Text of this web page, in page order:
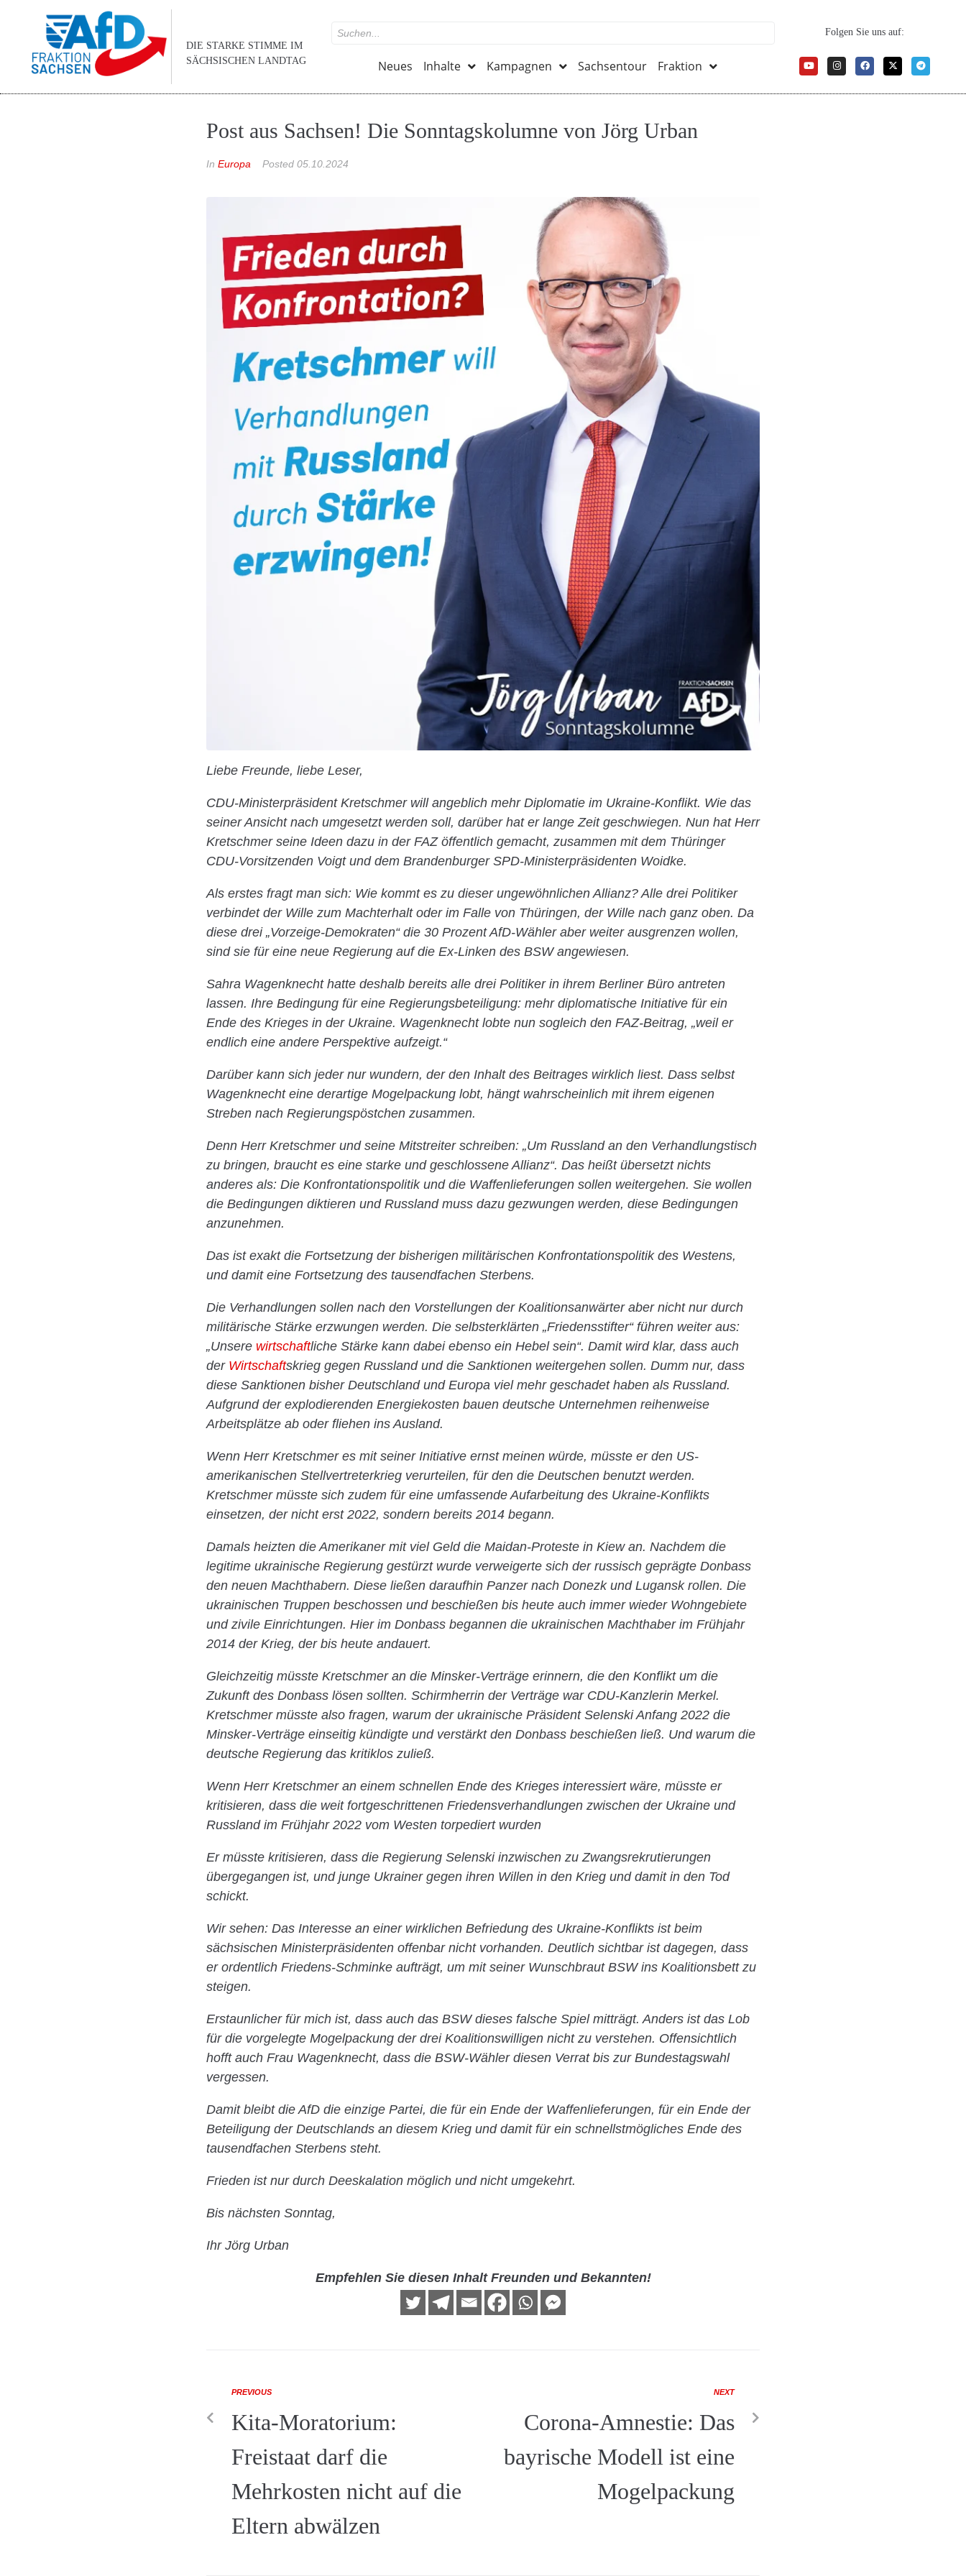
DIE STARKE STIMME IM
SÄCHSISCHEN LANDTAG
Neues Inhalte Kampagnen Sachsentour Fraktion
Folgen Sie uns auf:
Post aus Sachsen! Die Sonntagskolumne von Jörg Urban
In Europa Posted 05.10.2024
Liebe Freunde, liebe Leser,
CDU-Ministerpräsident Kretschmer will angeblich mehr Diplomatie im Ukraine-Konflikt. Wie das
seiner Ansicht nach umgesetzt werden soll, darüber hat er lange Zeit geschwiegen. Nun hat Herr
Kretschmer seine Ideen dazu in der FAZ öffentlich gemacht, zusammen mit dem Thüringer
CDU-Vorsitzenden Voigt und dem Brandenburger SPD-Ministerpräsidenten Woidke.
Als erstes fragt man sich: Wie kommt es zu dieser ungewöhnlichen Allianz? Alle drei Politiker
verbindet der Wille zum Machterhalt oder im Falle von Thüringen, der Wille nach ganz oben. Da
diese drei „Vorzeige-Demokraten“ die 30 Prozent AfD-Wähler aber weiter ausgrenzen wollen,
sind sie für eine neue Regierung auf die Ex-Linken des BSW angewiesen.
Sahra Wagenknecht hatte deshalb bereits alle drei Politiker in ihrem Berliner Büro antreten
lassen. Ihre Bedingung für eine Regierungsbeteiligung: mehr diplomatische Initiative für ein
Ende des Krieges in der Ukraine. Wagenknecht lobte nun sogleich den FAZ-Beitrag, „weil er
endlich eine andere Perspektive aufzeigt.“
Darüber kann sich jeder nur wundern, der den Inhalt des Beitrages wirklich liest. Dass selbst
Wagenknecht eine derartige Mogelpackung lobt, hängt wahrscheinlich mit ihrem eigenen
Streben nach Regierungspöstchen zusammen.
Denn Herr Kretschmer und seine Mitstreiter schreiben: „Um Russland an den Verhandlungstisch
zu bringen, braucht es eine starke und geschlossene Allianz“. Das heißt übersetzt nichts
anderes als: Die Konfrontationspolitik und die Waffenlieferungen sollen weitergehen. Sie wollen
die Bedingungen diktieren und Russland muss dazu gezwungen werden, diese Bedingungen
anzunehmen.
Das ist exakt die Fortsetzung der bisherigen militärischen Konfrontationspolitik des Westens,
und damit eine Fortsetzung des tausendfachen Sterbens.
Die Verhandlungen sollen nach den Vorstellungen der Koalitionsanwärter aber nicht nur durch
militärische Stärke erzwungen werden. Die selbsterklärten „Friedensstifter“ führen weiter aus:
„Unsere wirtschaftliche Stärke kann dabei ebenso ein Hebel sein“. Damit wird klar, dass auch
der Wirtschaftskrieg gegen Russland und die Sanktionen weitergehen sollen. Dumm nur, dass
diese Sanktionen bisher Deutschland und Europa viel mehr geschadet haben als Russland.
Aufgrund der explodierenden Energiekosten bauen deutsche Unternehmen reihenweise
Arbeitsplätze ab oder fliehen ins Ausland.
Wenn Herr Kretschmer es mit seiner Initiative ernst meinen würde, müsste er den US-
amerikanischen Stellvertreterkrieg verurteilen, für den die Deutschen benutzt werden.
Kretschmer müsste sich zudem für eine umfassende Aufarbeitung des Ukraine-Konflikts
einsetzen, der nicht erst 2022, sondern bereits 2014 begann.
Damals heizten die Amerikaner mit viel Geld die Maidan-Proteste in Kiew an. Nachdem die
legitime ukrainische Regierung gestürzt wurde verweigerte sich der russisch geprägte Donbass
den neuen Machthabern. Diese ließen daraufhin Panzer nach Donezk und Lugansk rollen. Die
ukrainischen Truppen beschossen und beschießen bis heute auch immer wieder Wohngebiete
und zivile Einrichtungen. Hier im Donbass begannen die ukrainischen Machthaber im Frühjahr
2014 der Krieg, der bis heute andauert.
Gleichzeitig müsste Kretschmer an die Minsker-Verträge erinnern, die den Konflikt um die
Zukunft des Donbass lösen sollten. Schirmherrin der Verträge war CDU-Kanzlerin Merkel.
Kretschmer müsste also fragen, warum der ukrainische Präsident Selenski Anfang 2022 die
Minsker-Verträge einseitig kündigte und verstärkt den Donbass beschießen ließ. Und warum die
deutsche Regierung das kritiklos zuließ.
Wenn Herr Kretschmer an einem schnellen Ende des Krieges interessiert wäre, müsste er
kritisieren, dass die weit fortgeschrittenen Friedensverhandlungen zwischen der Ukraine und
Russland im Frühjahr 2022 vom Westen torpediert wurden
Er müsste kritisieren, dass die Regierung Selenski inzwischen zu Zwangsrekrutierungen
übergegangen ist, und junge Ukrainer gegen ihren Willen in den Krieg und damit in den Tod
schickt.
Wir sehen: Das Interesse an einer wirklichen Befriedung des Ukraine-Konflikts ist beim
sächsischen Ministerpräsidenten offenbar nicht vorhanden. Deutlich sichtbar ist dagegen, dass
er ordentlich Friedens-Schminke aufträgt, um mit seiner Wunschbraut BSW ins Koalitionsbett zu
steigen.
Erstaunlicher für mich ist, dass auch das BSW dieses falsche Spiel mitträgt. Anders ist das Lob
für die vorgelegte Mogelpackung der drei Koalitionswilligen nicht zu verstehen. Offensichtlich
hofft auch Frau Wagenknecht, dass die BSW-Wähler diesen Verrat bis zur Bundestagswahl
vergessen.
Damit bleibt die AfD die einzige Partei, die für ein Ende der Waffenlieferungen, für ein Ende der
Beteiligung der Deutschlands an diesem Krieg und damit für ein schnellstmögliches Ende des
tausendfachen Sterbens steht.
Frieden ist nur durch Deeskalation möglich und nicht umgekehrt.
Bis nächsten Sonntag,
Ihr Jörg Urban
Empfehlen Sie diesen Inhalt Freunden und Bekannten!
PREVIOUS
Kita-Moratorium:
Freistaat darf die
Mehrkosten nicht auf die
Eltern abwälzen
NEXT
Corona-Amnestie: Das
bayrische Modell ist eine
Mogelpackung